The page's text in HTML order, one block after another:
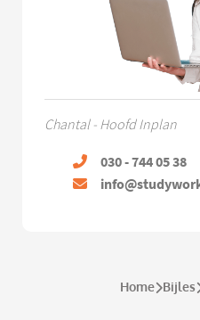
Chantal - Hoofd Inplan
030 - 744 05 38
Home Bijles